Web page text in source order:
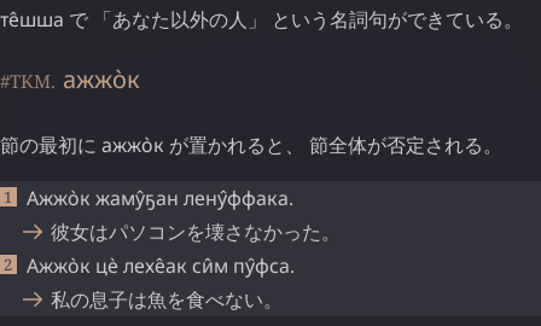
те̂шша で 「あなた以外の人」 という名詞句ができている。
#TKM. ажжо̀к
節の最初に ажжо̀к が置かれると、 節全体が否定される。
Ажжо̀к жаму̂ҕан лену̂ффака.
彼女はパソコンを壊さなかった。
Ажжо̀к цѐ лехе̂ак си̂м пу̂фса.
私の息子は魚を食べない。